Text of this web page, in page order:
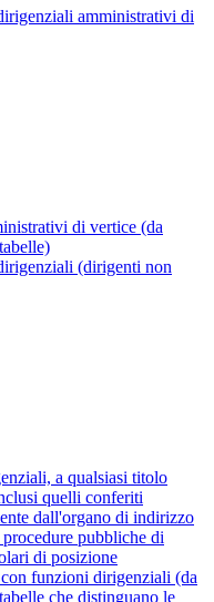
amministrativi di
di vertice (da
(dirigenti non
a qualsiasi titolo
quelli conferiti
dall'organo di indirizzo
pubbliche di
di posizione
funzioni dirigenziali (da
che distinguano le